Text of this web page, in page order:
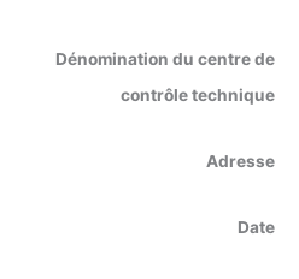
du centre de
contrôle technique